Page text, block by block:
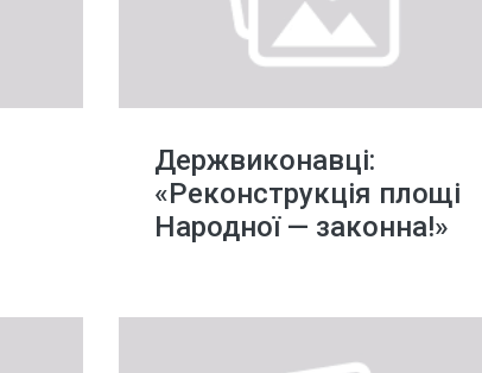
Держвиконавці:
«Реконструкція площі
Народної — законна!»